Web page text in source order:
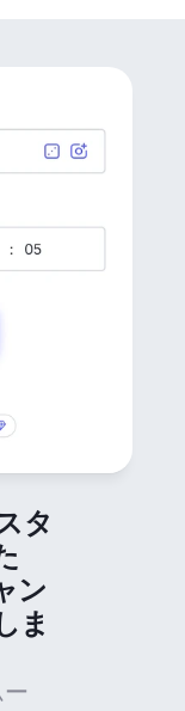
タ
ン
ま